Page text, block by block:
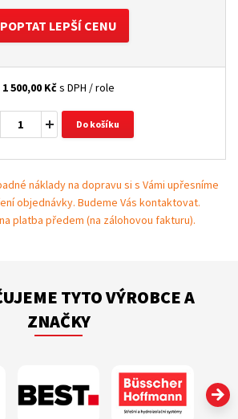
POPTAT LEPŠÍ CENU
1 500,00 Kčs DPH / role
Do košíku
náklady na dopravu si s Vámi upřesníme
objednávky. Budeme Vás kontaktovat.
platba předem (na zálohovou fakturu).
TYTO VÝROBCE A
ZNAČKY